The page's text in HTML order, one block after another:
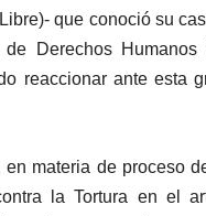
que conoció su
Derechos Humanos
reaccionar ante esta
materia de proceso
la Tortura en el